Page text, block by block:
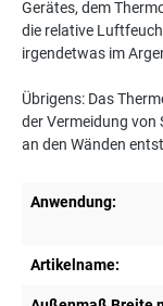
Gerätes, dem
die relative
irgendetwas im
Übrigens: Das
der Vermeidung von
an den Wänden
Anwendung:
Artikelname: